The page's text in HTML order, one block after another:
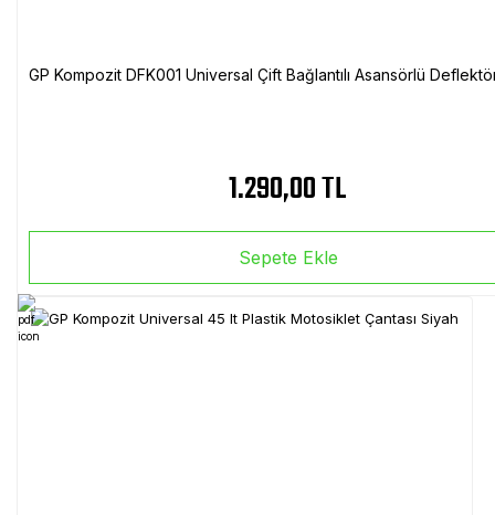
GP Kompozit DFK001 Universal Çift Bağlantılı Asansörlü
1.290,00 TL
Sepete Ekle